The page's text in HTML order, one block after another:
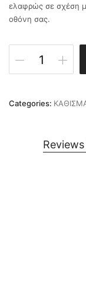
ελαφρώς σε σχέση
οθόνη σας.
Categories: